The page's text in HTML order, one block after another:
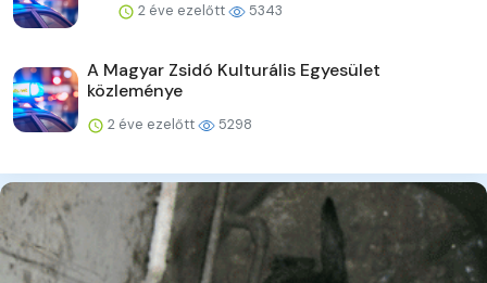
2 éve ezelőtt 5343
A Magyar Zsidó Kulturális Egyesület
közleménye
2 éve ezelőtt 5298